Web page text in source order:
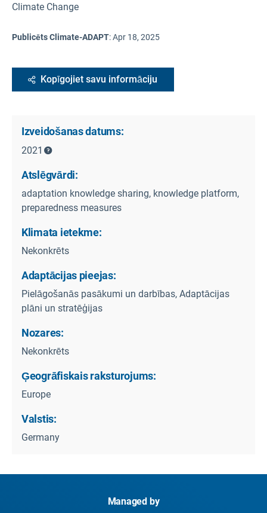
Climate Change
Publicēts Climate-ADAPT:Apr 18, 2025
Kopīgojiet savu informāciju
Izveidošanas datums:
2021
Atslēgvārdi:
adaptation knowledge sharing, knowledge platform,
preparedness measures
Klimata ietekme:
Nekonkrēts
Adaptācijas pieejas:
Pielāgošanās pasākumi un darbības, Adaptācijas
plāni un stratēģijas
Nozares:
Nekonkrēts
Ģeogrāfiskais raksturojums:
Europe
Valstis:
Germany
Managed by